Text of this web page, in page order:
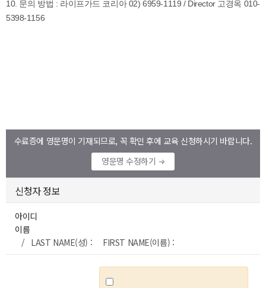
수료증에 영문명이 기재되므로, 꼭 확인 후에 교육 신청하시기 바랍니다.
영문명 수정하기
신청자 정보
아이디
이름
/ LAST NAME(성) : FIRST NAME(이름) :